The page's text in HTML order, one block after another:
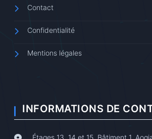
Contact
Confidentialité
Mentions légales
INFORMATIONS DE